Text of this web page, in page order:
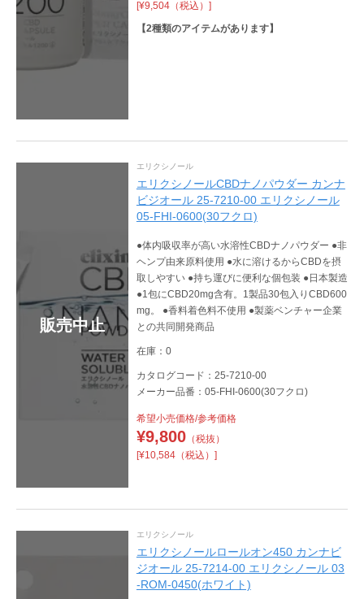
[¥9,504（税込）]
【2種類のアイテムがあります】
販売中止
エリクシノール
エリクシノールCBDナノパウダー カンナ
ビジオール 25-7210-00 エリクシノール
05-FHI-0600(30フクロ)
●体内吸収率が高い水溶性CBDナノパウダー ●非
ヘンプ由来原料使用 ●水に溶けるからCBDを摂
取しやすい ●持ち運びに便利な個包装 ●日本製造
●1包にCBD20mg含有。1製品30包入りCBD600
mg。 ●香料着色料不使用 ●製薬ベンチャー企業
との共同開発商品
在庫：0
カタログコード：25-7210-00
メーカー品番：05-FHI-0600(30フクロ)
希望小売価格/参考価格
¥9,800（税抜）
[¥10,584（税込）]
エリクシノール
エリクシノールロールオン450 カンナビ
ジオール 25-7214-00 エリクシノール 03
-ROM-0450(ホワイト)